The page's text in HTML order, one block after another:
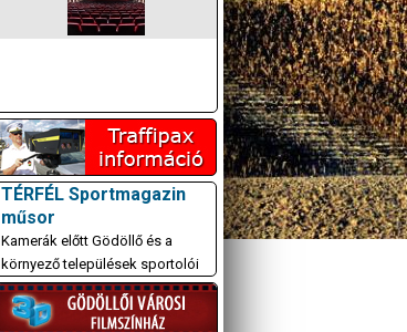
TÉRFÉL Sportmagazin
műsor
Kamerák előtt Gödöllő és a
környező települések sportolói